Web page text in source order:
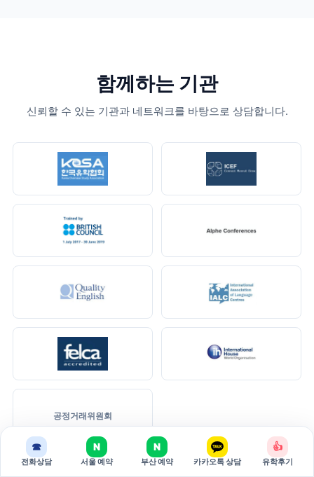
함께하는 기관
신뢰할 수 있는 기관과 네트워크를 바탕으로 상담합니다.
공정거래위원회
☎
전화상담
N
서울 예약
N
부산 예약 카카오톡 상담
👍
유학후기